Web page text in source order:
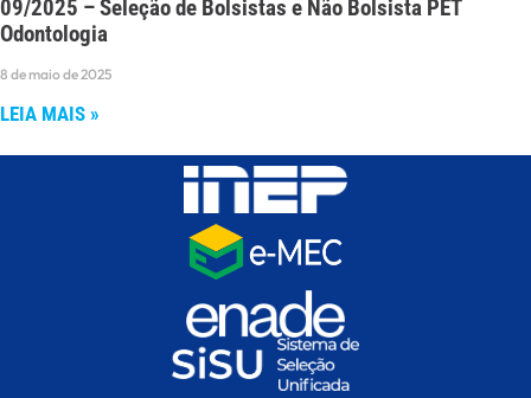
09/2025 – Seleção de Bolsistas e Não Bolsista PET
Odontologia
8 de maio de 2025
LEIA MAIS »